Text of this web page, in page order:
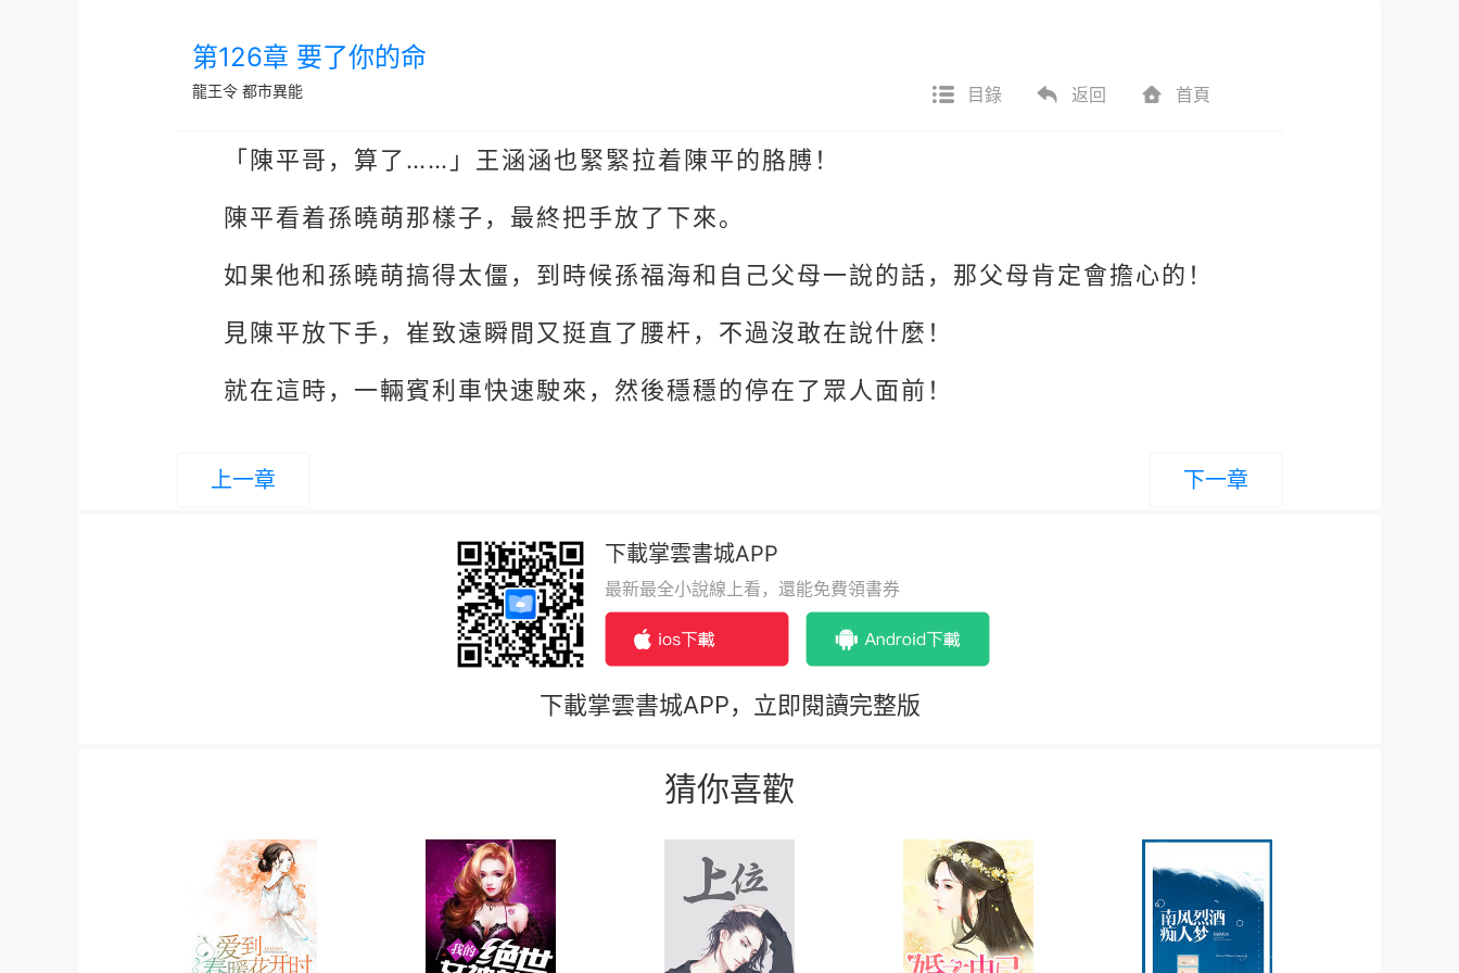
第126章 要了你的命
龍王令 都市異能 目錄 返回 首頁
「陳平哥，算了……」王涵涵也緊緊拉着陳平的胳膊！
陳平看着孫曉萌那樣子，最終把手放了下來。
如果他和孫曉萌搞得太僵，到時候孫福海和自己父母一說的話，那父母肯定會擔心的！
見陳平放下手，崔致遠瞬間又挺直了腰杆，不過沒敢在說什麼！
就在這時，一輛賓利車快速駛來，然後穩穩的停在了眾人面前！
上一章 下一章
下載掌雲書城APP
最新最全小說線上看，還能免費領書券
下載掌雲書城APP，立即閱讀完整版
猜你喜歡